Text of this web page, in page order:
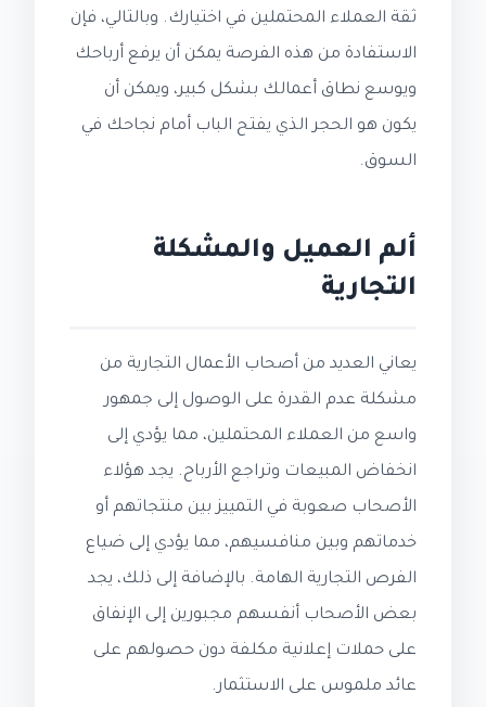
ثقة العملاء المحتملين في اختيارك. وبالتالي، فإن
الاستفادة من هذه الفرصة يمكن أن يرفع أرباحك
ويوسع نطاق أعمالك بشكل كبير، ويمكن أن
يكون هو الحجر الذي يفتح الباب أمام نجاحك في
السوق.
ألم العميل والمشكلة
التجارية
يعاني العديد من أصحاب الأعمال التجارية من
مشكلة عدم القدرة على الوصول إلى جمهور
واسع من العملاء المحتملين، مما يؤدي إلى
انخفاض المبيعات وتراجع الأرباح. يجد هؤلاء
الأصحاب صعوبة في التمييز بين منتجاتهم أو
خدماتهم وبين منافسيهم، مما يؤدي إلى ضياع
الفرص التجارية الهامة. بالإضافة إلى ذلك، يجد
بعض الأصحاب أنفسهم مجبورين إلى الإنفاق
على حملات إعلانية مكلفة دون حصولهم على
عائد ملموس على الاستثمار.